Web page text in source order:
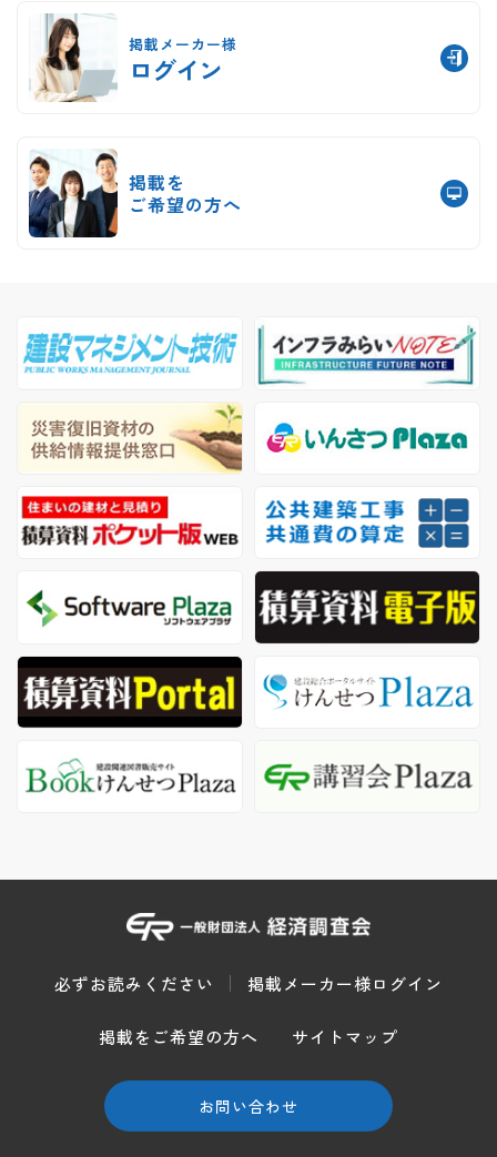
掲載メーカー様
ログイン
掲載を
ご希望の方へ
必ずお読みください 掲載メーカー様ログイン
掲載をご希望の方へ サイトマップ
お問い合わせ